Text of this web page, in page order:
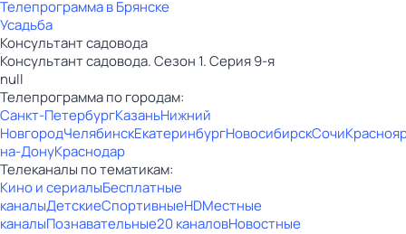
Телепрограмма в Брянске
Усадьба
Консультант садовода
Консультант садовода. Сезон 1. Серия 9-я
null
Телепрограмма по городам:
Санкт-ПетербургКазаньНижний
НовгородЧелябинскЕкатеринбургНовосибирскСочи
на-ДонуКраснодар
Телеканалы по тематикам:
Кино и сериалыБесплатные
каналыДетскиеСпортивныеHDМестные
каналыПознавательные20 каналовНовостные